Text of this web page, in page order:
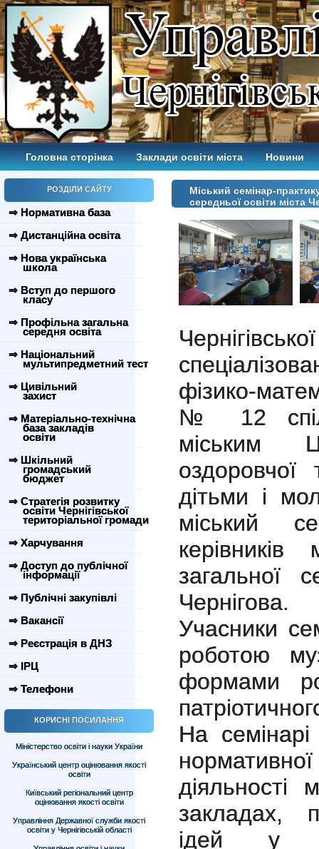
Головна сторінка Заклади освіти міста Новини
РОЗДІЛИ САЙТУ
⇒ Нормативна база
⇒ Дистанційна освіта
⇒ Нова українська
школа
⇒ Вступ до першого
класу
⇒ Профільна загальна
середня освіта
⇒ Національний
мультипредметний тест
⇒ Цивільний
захист
⇒ Матеріально-технічна
база закладів
освіти
⇒ Шкільний
громадський
бюджет
⇒ Стратегія розвитку
освіти Чернігівської
територіальної громади
⇒ Харчування
⇒ Доступ до публічної
інформації
⇒ Публічні закупівлі
⇒ Вакансії
⇒ Реєстрація в ДНЗ
⇒ ІРЦ
⇒ Телефони
КОРИСНІ ПОСИЛАННЯ
Міністерство освіти і науки України
Український центр оцінювання якості
освіти
Київський регіональний центр
оцінювання якості освіти
Управління Державної служби якості
освіти у Чернігівській області
Міський семінар-
середньої освіти міста
фізико-
№ 12
міським
дітьми і
міський
загальної
Чернігова.
Учасники
роботою
формами
На
діяльності
закладах,
ідей у